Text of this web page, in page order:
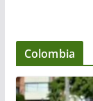
Colombia